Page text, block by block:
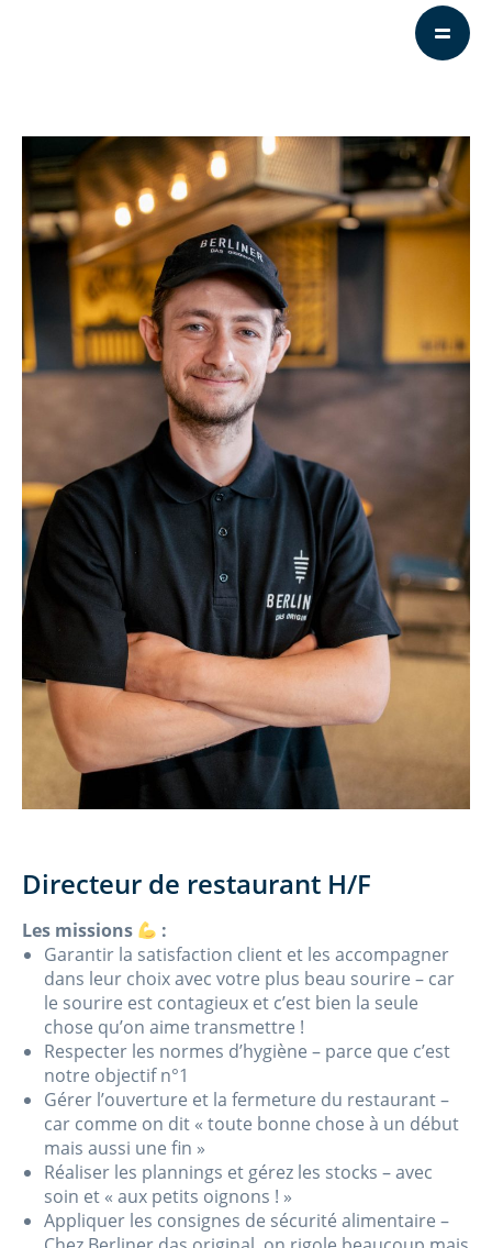
Directeur de restaurant H/F
Les missions
:
Garantir la satisfaction client et les accompagner
dans leur choix avec votre plus beau sourire – car
le sourire est contagieux et c’est bien la seule
chose qu’on aime transmettre !
Respecter les normes d’hygiène – parce que c’est
notre objectif n°1
Gérer l’ouverture et la fermeture du restaurant –
car comme on dit « toute bonne chose à un début
mais aussi une fin »
Réaliser les plannings et gérez les stocks – avec
soin et « aux petits oignons ! »
Appliquer les consignes de sécurité alimentaire –